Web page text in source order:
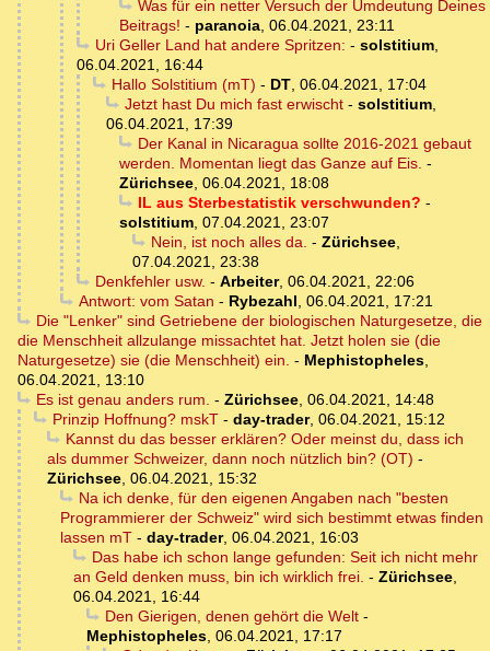
Was für ein netter Versuch der Umdeutung Deines
Beitrags! - paranoia 06.04.2021, 23:11
Uri Geller Land hat andere Spritzen: - solstitium,
06.04.2021, 16:44
Hallo Solstitium (mT) - DT, 06.04.2021, 17:04
Jetzt hast Du mich fast erwischt- solstitium,
06.04.2021, 17:39
Der Kanal in Nicaragua sollte 2016-2021 gebaut
werden. Momentan liegt das Ganze auf Eis. -
Zürichsee 06.04.2021, 18:08
IL aus Sterbestatistik verschwunden? -
solstitium 07.04.2021, 23:07
Nein, ist noch alles da. - Zürichsee,
07.04.2021, 23:38
Denkfehler usw. - Arbeiter, 06.04.2021, 22:06
Antwort: vom Satan - Rybezahl 06.04.2021, 17:21
Die "Lenker" sind Getriebene der biologischen Naturgesetze, die
die Menschheit allzulange missachtet hat. Jetzt holen sie (die
Naturgesetze) sie (die Menschheit) ein. - Mephistopheles
06.04.2021, 13:10
Es ist genau anders rum. - Zürichsee, 06.04.2021, 14:48
Prinzip Hoffnung? mskT- day-trader, 06.04.2021, 15:12
Kannst du das besser erklären? Oder meinst du, dass ich
als dummer Schweizer, dann noch nützlich bin? (OT) -
Zürichsee 06.04.2021, 15:32
Na ich denke, für den eigenen Angaben nach "besten
Programmierer der Schweiz" wird sich bestimmt etwas finden
lassen mT - day-trader, 06.04.2021, 16:03
Das habe ich schon lange gefunden: Seit ich nicht mehr
an Geld denken muss, bin ich wirklich frei. - Zürichsee
06.04.2021, 16:44
Den Gierigen, denen gehört die Welt-
Mephistopheles 06.04.2021, 17:17